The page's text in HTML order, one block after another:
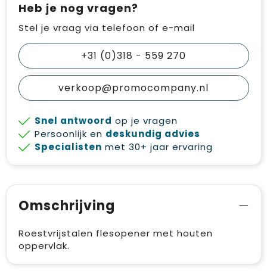
Heb je nog vragen?
Stel je vraag via telefoon of e-mail
+31 (0)318 - 559 270
verkoop@promocompany.nl
Snel antwoord op je vragen
Persoonlijk en deskundig advies
Specialisten met 30+ jaar ervaring
Omschrijving
Roestvrijstalen flesopener met houten
oppervlak.